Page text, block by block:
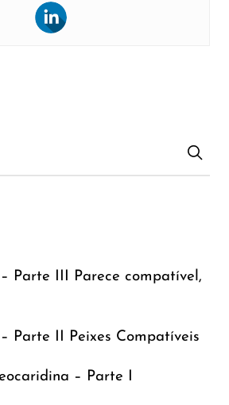
Parte III Parece compatível,
Parte II Peixes Compatíveis
– Parte I